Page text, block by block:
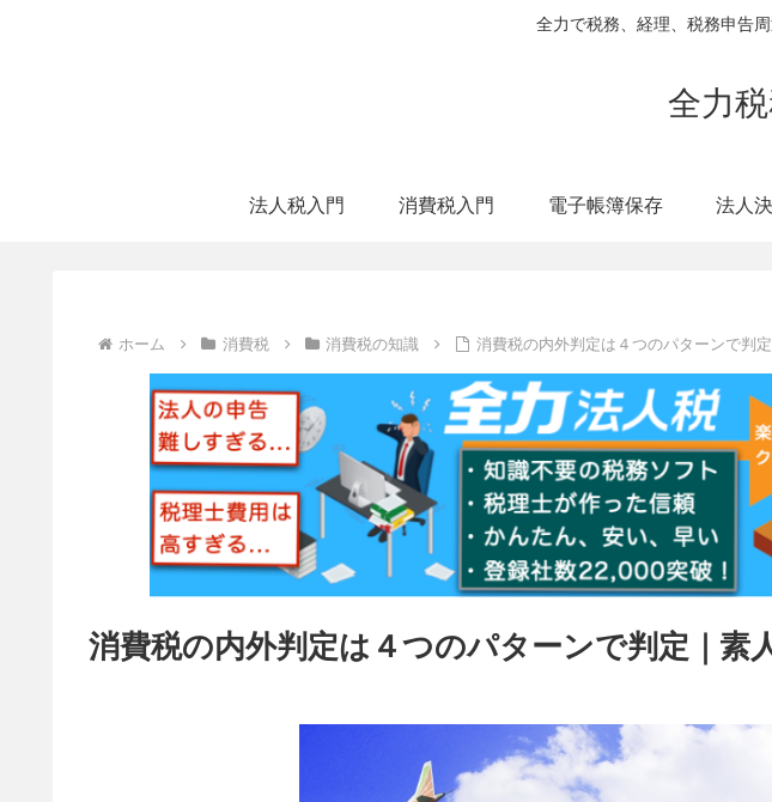
全力で税務、経理、税務申告
全力
法人税入門 消費税入門 電子帳簿保存 法人
ホーム 消費税 消費税の知識 消費税の内外判定は４つのパターンで判
消費税の内外判定は４つのパターンで判定｜素